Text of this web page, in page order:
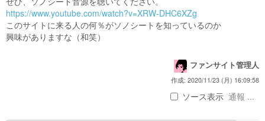
https://www.youtube.com/watch?v=XRW-DHC6XZg
このサイトに来る人の何％がソノシートを知っているのか
興味がありますな（和笑）
ファンサイト管理人
作成: 2020/11/23 (月) 16:09:58
ソース表示 通報 ...